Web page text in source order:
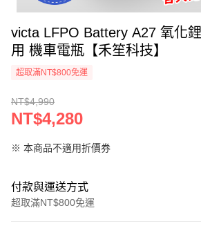
victa LFPO Battery A27 氧化
用 機車電瓶【禾笙科技】
超取滿NT$800免運
NT$4,990
NT$4,280
※ 本商品不適用折價券
付款與運送方式
超取滿NT$800免運